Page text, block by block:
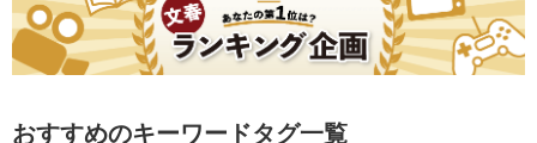
おすすめのキーワードタグ一覧